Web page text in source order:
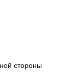
стороны